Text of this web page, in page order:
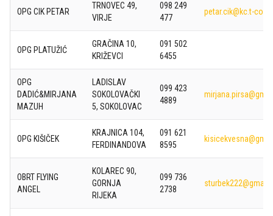
OPG CIK PETAR
TRNOVEC 49,
VIRJE
098 249
477
petar.cik@kc.t-
OPG PLATUŽIĆ
GRAČINA 10,
KRIŽEVCI
091 502
6455
OPG
DADIĆ&MIRJANA
MAZUH
LADISLAV
SOKOLOVAČKI
5, SOKOLOVAC
099 423
4889
OPG KIŠIČEK
KRAJNICA 104,
FERDINANDOVA
091 621
8595
OBRT FLYING
ANGEL
KOLAREC 90,
GORNJA
RIJEKA
099 736
2738